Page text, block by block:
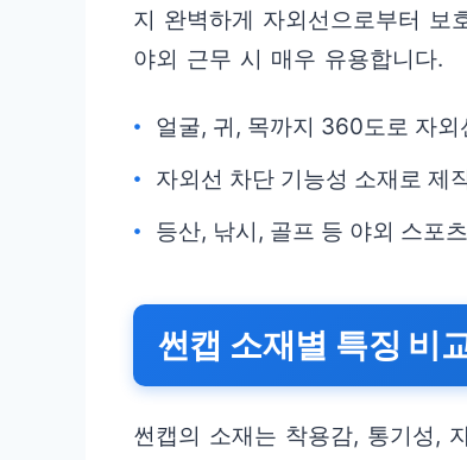
지 완벽하게 자외선으로부터 보
야외 근무 시 매우 유용합니다.
얼굴, 귀, 목까지 360도로 자
자외선 차단 기능성 소재로 제
등산, 낚시, 골프 등 야외 스포
썬캡 소재별 특징 비
썬캡의 소재는 착용감, 통기성,